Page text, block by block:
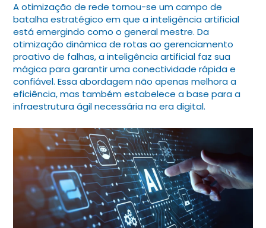
A otimização de rede tornou-se um campo de
batalha estratégico em que a inteligência artificial
está emergindo como o general mestre. Da
otimização dinâmica de rotas ao gerenciamento
proativo de falhas, a inteligência artificial faz sua
mágica para garantir uma conectividade rápida e
confiável. Essa abordagem não apenas melhora a
eficiência, mas também estabelece a base para a
infraestrutura ágil necessária na era digital.